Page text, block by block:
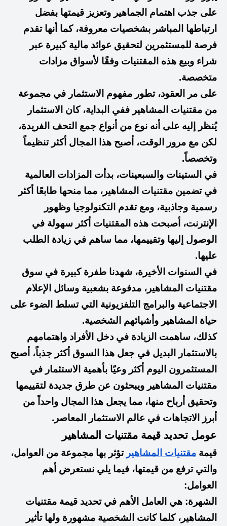
على جذب اهتمام الجماهير وتعزيز قيمتها بفضل
ارتباطها المباشر بشخصيات معروفة، كما أنها تقدم
فرصة للمستثمرين لتحقيق عوائد مالية كبيرة عبر
شراء وبيع هذه المقتنيات وفقًا لأسواق مزادات
متخصصة.
على مر العقود، تطور مفهوم الاستثمار في مجموعة
من مقتنيات المشاهير ففي البداية، كان الاستثمار
يُنظر إليه على أنه نوع من أنواع جمع التحف الفريدة،
لكن مع مرور الوقت، أصبح هذا المجال أكثر تنظيماً
وتخصصاً.
في الستينات والسبعينات، بدأت المزادات العالمية
في تضمين مقتنيات المشاهير، مما منحها طابعًا أكثر
رسمية وجاذبية، ومع تقدم التكنولوجيا وظهور
الإنترنت، أصبحت هذه المقتنيات أكثر سهولة في
الوصول إليها وتقييمها، مما ساهم في زيادة الطلب
عليها.
في السنوات الأخيرة، شهدنا طفرة كبيرة في سوق
مقتنيات المشاهير، مدفوعة بشعبية وسائل الإعلام
الاجتماعية والبرامج التلفزيونية التي تسلط الضوء على
حياة المشاهير وأشيائهم الشخصية.
كذلك، ساهمت الزيادة في دخل الأفراد واهتمامهم
بالاستثمار البديل في جعل هذا السوق أكثر جذباً، أصبح
المستثمرون اليوم أكثر وعيًا بأهمية الاستثمار في
مقتنيات المشاهير ويبحثون عن طرق جديدة لتقييمها
وتحقيق أرباح منها، مما يجعل هذا المجال واحداً من
أبرز الاتجاهات في عالم الاستثمار المعاصر.
عومل تحديد قيمة مقتنيات المشاهير
قيمة مقتنيات المشاهير تؤثر بها مجموعة من العوامل،
والتي ترفع من قيمتها، فيما يلي نستعرض أهم
العوامل:
الشهرة: هي العامل الأهم في تحديد قيمة مقتنيات
المشاهير، كلما كانت الشخصية مشهورة ولها تأثير